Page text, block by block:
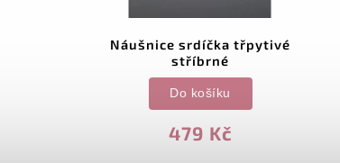
Náušnice srdíčka třpytivé
stříbrné
479 Kč
Do košíku